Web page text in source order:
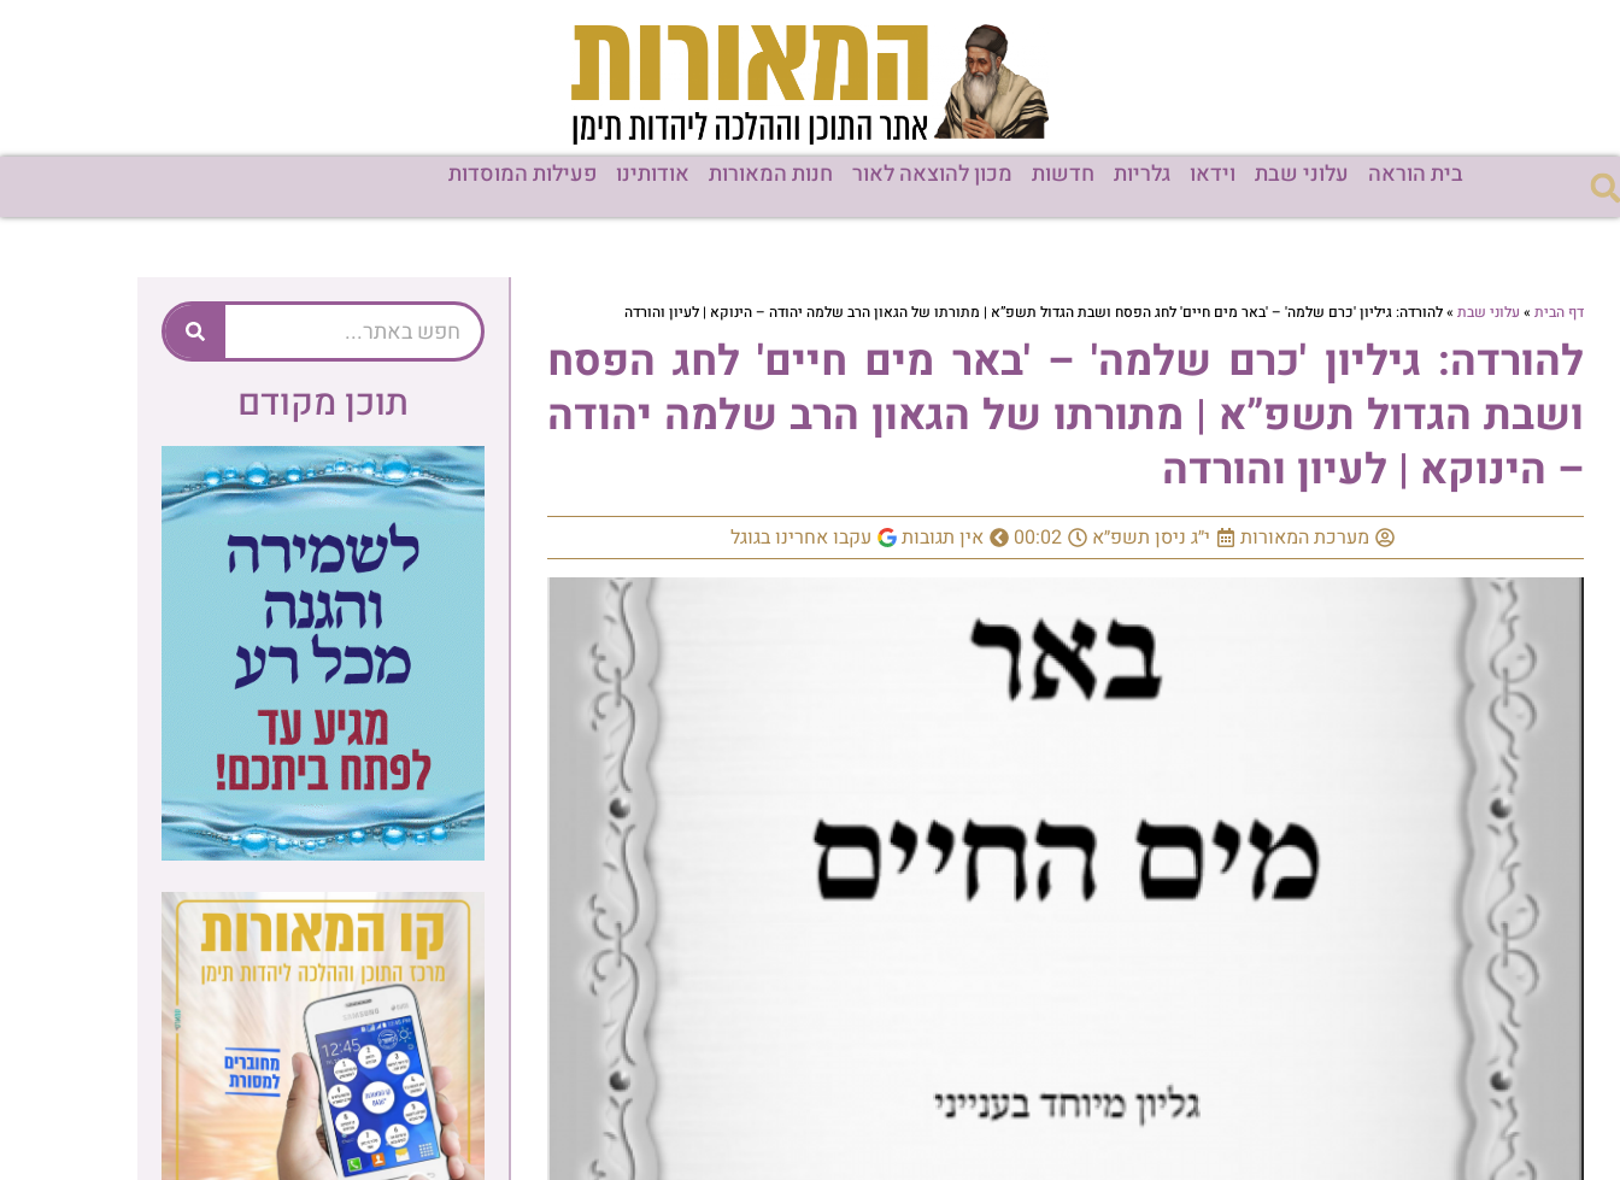
בית הוראה עלוני שבת וידאו גלריות חדשות מכון להוצאה לאור חנות המאורות אודותינו פעילות המוסדות
דף הבית » עלוני שבת »להורדה: גיליון 'כרם שלמה' – 'באר מים חיים' לחג הפסח ושבת הגדול תשפ”א | מתורתו של הגאון הרב שלמה יהודה – הינוקא | לעיון והורדה
להורדה: גיליון 'כרם שלמה' – 'באר מים חיים' לחג הפסח
ושבת הגדול תשפ”א | מתורתו של הגאון הרב שלמה יהודה
– הינוקא | לעיון והורדה
מערכת המאורות י״ג ניסן תשפ״א 00:02 אין תגובות עקבו אחרינו בגוגל
תוכן מקודם